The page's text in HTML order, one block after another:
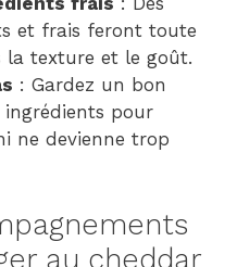
et frais feront toute
la texture et le goût.
: Gardez un bon
pour
ne devienne trop
au cheddar